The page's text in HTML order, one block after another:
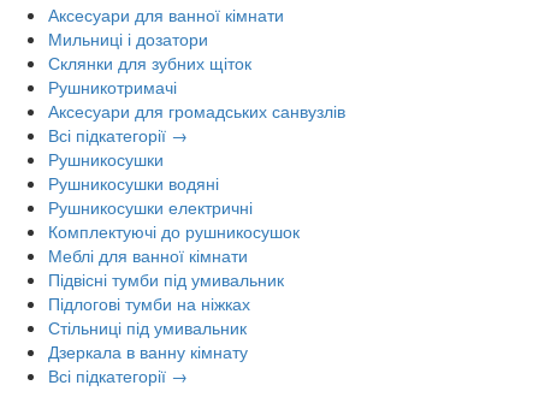
Аксесуари для ванної кімнати
Мильниці і дозатори
Склянки для зубних щіток
Рушникотримачі
Аксесуари для громадських санвузлів
Всі підкатегорії →
Рушникосушки
Рушникосушки водяні
Рушникосушки електричні
Комплектуючі до рушникосушок
Меблі для ванної кімнати
Підвісні тумби під умивальник
Підлогові тумби на ніжках
Стільниці під умивальник
Дзеркала в ванну кімнату
Всі підкатегорії →